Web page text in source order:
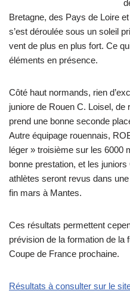
Bretagne, des Pays de Loire
s’est déroulée sous un soleil
vent de plus en plus fort. Ce
éléments en présence.
Côté haut normands, rien
juniore de Rouen C. Loisel, de
prend une bonne seconde
Autre équipage rouennais,
léger » troisième sur les 6000
bonne prestation, et les
athlètes seront revus dans
fin mars à Mantes.
Ces résultats permettent
prévision de la formation de la
Coupe de France prochaine.
Résultats à consulter sur le